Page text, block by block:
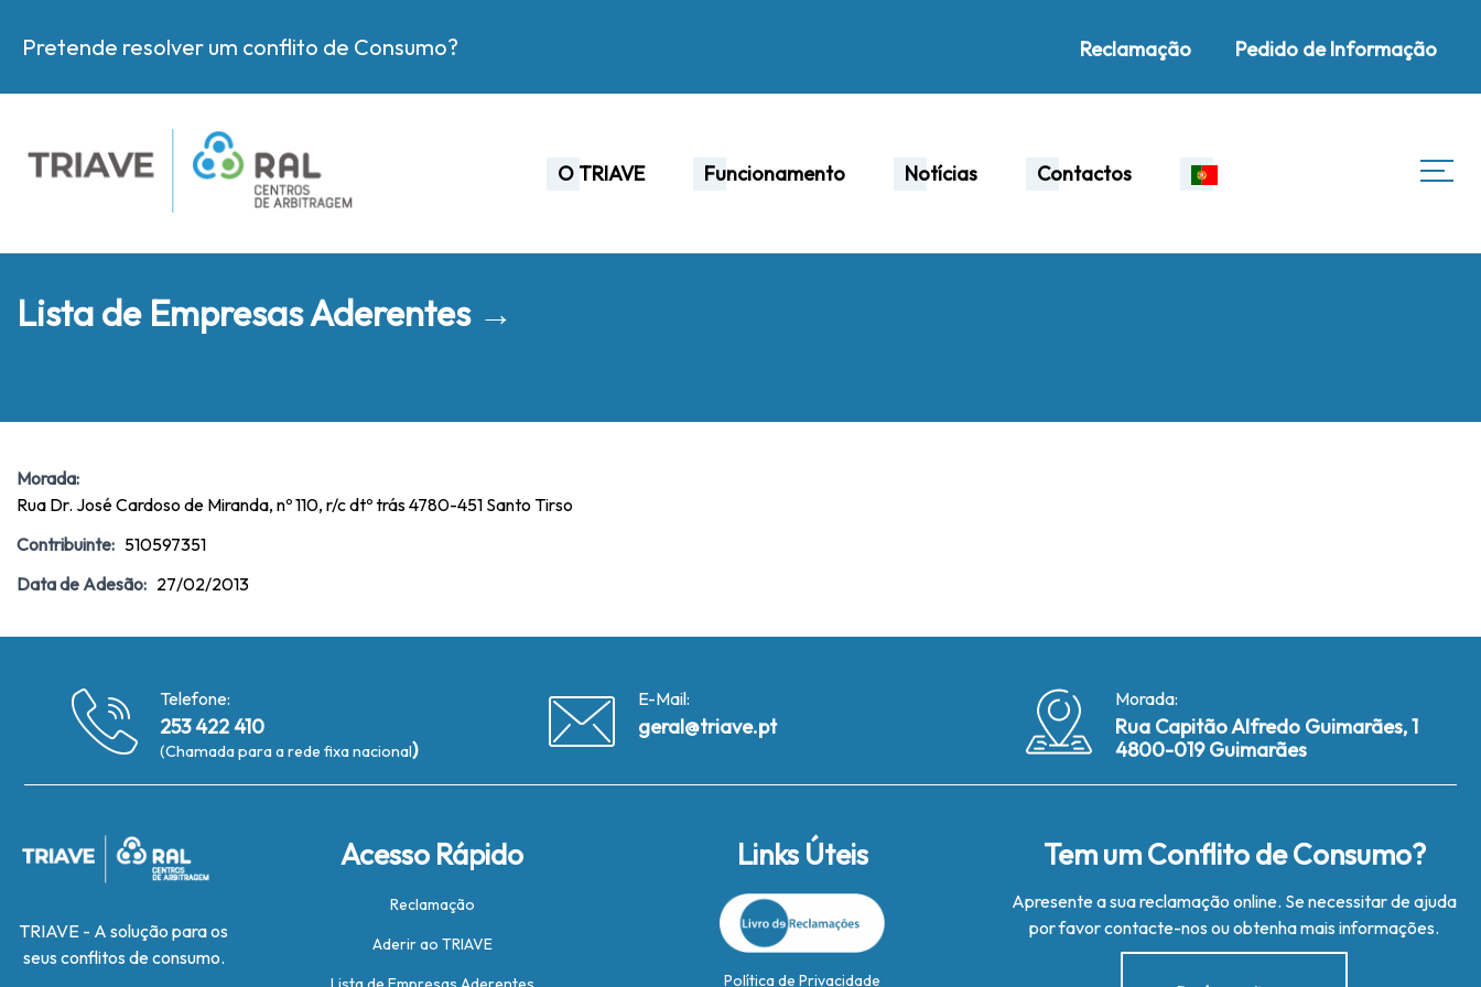
Pretende resolver um conflito de Consumo? Reclamação Pedido de Informação
O TRIAVE Funcionamento Notícias Contactos
Lista de Empresas Aderentes →
Morada:
Rua Dr. José Cardoso de Miranda, nº 110, r/c dtº trás 4780-451 Santo Tirso
Contribuinte: 510597351
Data de Adesão: 27/02/2013
Telefone:
253 422 410
(Chamada para a rede fixa nacional)
E-Mail:
geral@triave.pt
Morada:
Rua Capitão Alfredo Guimarães, 1
4800-019 Guimarães
TRIAVE - A solução para os
seus conflitos de consumo.
Acesso Rápido
Reclamação
Aderir ao TRIAVE
Links Úteis
Política de Privacidade
Tem um Conflito de Consumo?
Apresente a sua reclamação online. Se necessitar de ajuda
por favor contacte-nos ou obtenha mais informações.